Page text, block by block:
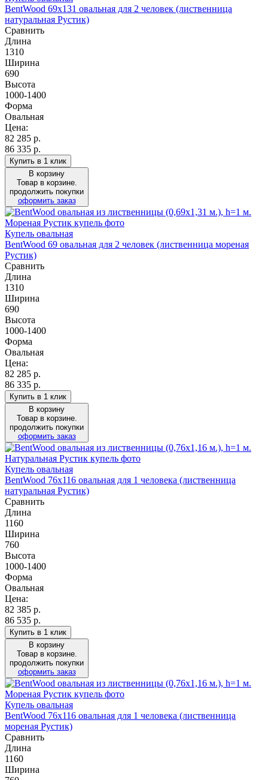
BentWood 69х131 овальная для 2 человек (лиственница
натуральная Рустик)
Сравнить
Длина
1310
Ширина
690
Высота
1000-1400
Форма
Овальная
Цена:
82 285 р.
86 335 р.
Купить в 1 клик
В корзину
Товар в корзине.
продолжить покупки
оформить заказ
Купель овальная
BentWood 69 овальная для 2 человек (лиственница мореная
Рустик)
Сравнить
Длина
1310
Ширина
690
Высота
1000-1400
Форма
Овальная
Цена:
82 285 р.
86 335 р.
Купить в 1 клик
В корзину
Товар в корзине.
продолжить покупки
оформить заказ
Купель овальная
BentWood 76х116 овальная для 1 человека (лиственница
натуральная Рустик)
Сравнить
Длина
1160
Ширина
760
Высота
1000-1400
Форма
Овальная
Цена:
82 385 р.
86 535 р.
Купить в 1 клик
В корзину
Товар в корзине.
продолжить покупки
оформить заказ
Купель овальная
BentWood 76х116 овальная для 1 человека (лиственница
мореная Рустик)
Сравнить
Длина
1160
Ширина